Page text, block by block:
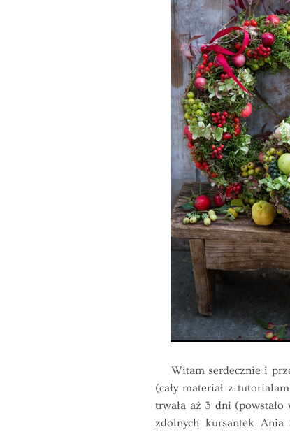
Witam serdecznie i
(cały materiał z
trwała aż 3 dni
zdolnych kursantek Ania